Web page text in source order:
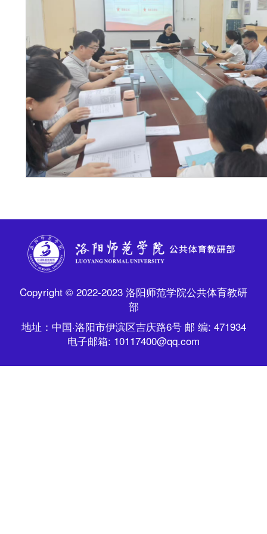
Copyright © 2022-2023 洛阳师范学院公共体育教研
部
地址：中国·洛阳市伊滨区吉庆路6号 邮 编: 471934
电子邮箱: 10117400@qq.com